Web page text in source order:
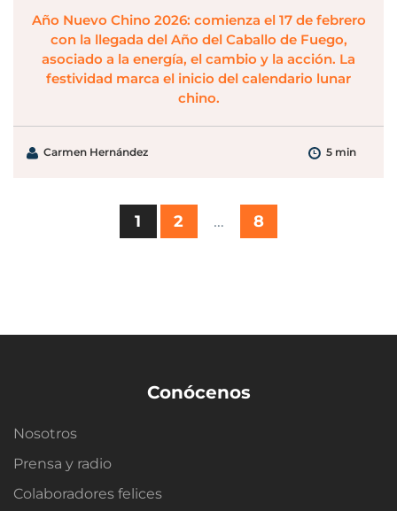
Año Nuevo Chino 2026: comienza el 17 de febrero
con la llegada del Año del Caballo de Fuego,
asociado a la energía, el cambio y la acción. La
festividad marca el inicio del calendario lunar
chino.
Carmen Hernández 5 min
1 2 … 8
Conócenos
Nosotros
Prensa y radio
Colaboradores felices